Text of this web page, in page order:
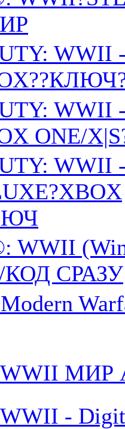
WWII
WWII
ONE/
WWII
WWII
СРАЗУ
WWII МИР
-